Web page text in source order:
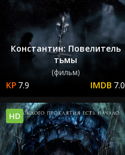
Константин: Повелитель
тьмы
(фильм)
7.9 7.0
HD